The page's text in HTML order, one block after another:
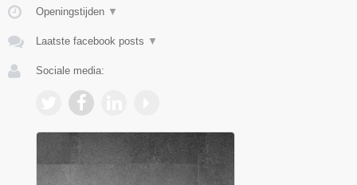
Openingstijden ▼
Laatste facebook posts ▼
Sociale media: